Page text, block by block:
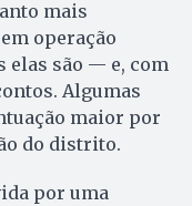
mais
operação
elas são — e, com
Algumas
maior por
do distrito.
por uma